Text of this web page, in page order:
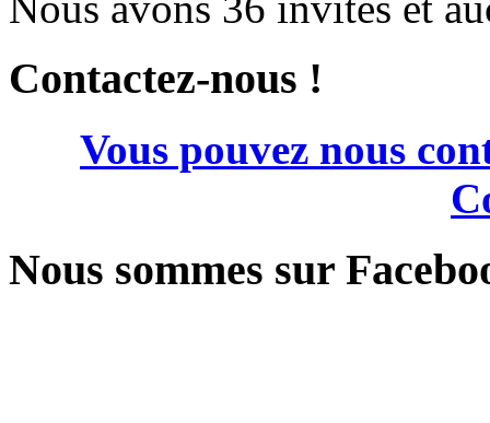
Contactez-nous !
Vous pouvez nous
Nous sommes sur